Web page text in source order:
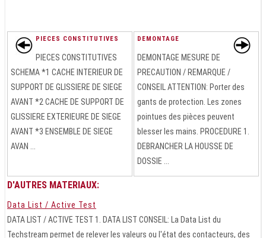
PIECES CONSTITUTIVES
PIECES CONSTITUTIVES
SCHEMA *1 CACHE INTERIEUR DE
SUPPORT DE GLISSIERE DE SIEGE
AVANT *2 CACHE DE SUPPORT DE
GLISSIERE EXTERIEURE DE SIEGE
AVANT *3 ENSEMBLE DE SIEGE
AVAN ...
DEMONTAGE
DEMONTAGE MESURE DE
PRECAUTION / REMARQUE /
CONSEIL ATTENTION: Porter des
gants de protection. Les zones
pointues des pièces peuvent
blesser les mains. PROCEDURE 1.
DEBRANCHER LA HOUSSE DE
DOSSIE ...
D'AUTRES MATERIAUX:
Data List / Active Test
DATA LIST / ACTIVE TEST 1. DATA LIST CONSEIL: La Data List du
Techstream permet de relever les valeurs ou l'état des contacteurs, des